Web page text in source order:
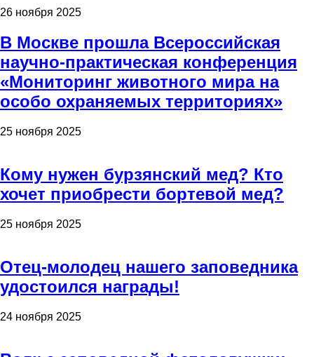
26 ноября 2025
В Москве прошла Всероссийская
научно-практическая конференция
«Мониторинг животного мира на
особо охраняемых территориях»
25 ноября 2025
Кому нужен бурзянский мед? Кто
хочет приобрести бортевой мед?
25 ноября 2025
Отец-молодец нашего заповедника
удостоился награды!
24 ноября 2025